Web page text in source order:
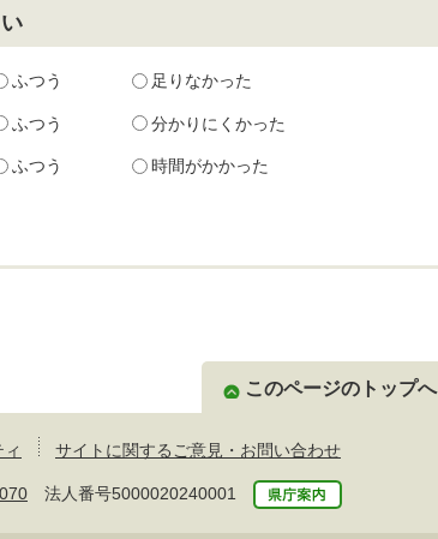
ふつう 足りなかった
ふつう 分かりにくかった
ふつう 時間がかかった
このページのトップへ
サイトに関するご意見・お問い合わせ
法人番号5000020240001